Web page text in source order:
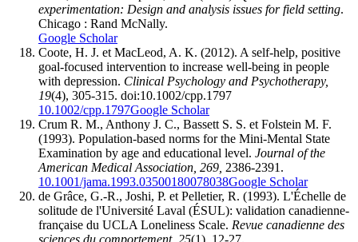
experimentation: Design and analysis issues for field setting.
Chicago : Rand McNally.
Google Scholar
Coote, H. J. et MacLeod, A. K. (2012). A self-help, positive
goal-focused intervention to increase well-being in people
with depression. Clinical Psychology and Psychotherapy,
19(4), 305-315. doi:10.1002/cpp.1797
10.1002/cpp.1797Google Scholar
Crum R. M., Anthony J. C., Bassett S. S. et Folstein M. F.
(1993). Population-based norms for the Mini-Mental State
Examination by age and educational level. Journal of the
American Medical Association, 269, 2386-2391.
10.1001/jama.1993.03500180078038Google Scholar
de Grâce, G.-R., Joshi, P. et Pelletier, R. (1993). L'Échelle de
solitude de l'Université Laval (ÉSUL): validation canadienne-
française du UCLA Loneliness Scale. Revue canadienne des